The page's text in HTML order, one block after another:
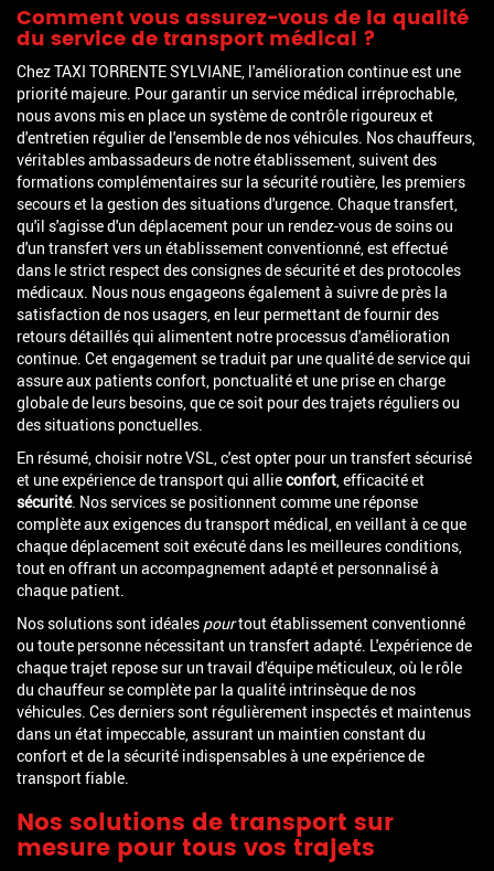
Comment vous assurez-vous de la qualité
du service de transport médical ?
Chez TAXI TORRENTE SYLVIANE, l'amélioration continue est une
priorité majeure. Pour garantir un service médical irréprochable,
nous avons mis en place un système de contrôle rigoureux et
d'entretien régulier de l'ensemble de nos véhicules. Nos chauffeurs,
véritables ambassadeurs de notre établissement, suivent des
formations complémentaires sur la sécurité routière, les premiers
secours et la gestion des situations d'urgence. Chaque transfert,
qu'il s'agisse d'un déplacement pour un rendez-vous de soins ou
d'un transfert vers un établissement conventionné, est effectué
dans le strict respect des consignes de sécurité et des protocoles
médicaux. Nous nous engageons également à suivre de près la
satisfaction de nos usagers, en leur permettant de fournir des
retours détaillés qui alimentent notre processus d'amélioration
continue. Cet engagement se traduit par une qualité de service qui
assure aux patients confort, ponctualité et une prise en charge
globale de leurs besoins, que ce soit pour des trajets réguliers ou
des situations ponctuelles.
En résumé, choisir notre VSL, c'est opter pour un transfert sécurisé
et une expérience de transport qui allieconfort , efficacité et
sécurité. Nos services se positionnent comme une réponse
complète aux exigences du transport médical, en veillant à ce que
chaque déplacement soit exécuté dans les meilleures conditions,
tout en offrant un accompagnement adapté et personnalisé à
chaque patient.
Nos solutions sont idéales pourtout établissement conventionné
ou toute personne nécessitant un transfert adapté. L'expérience de
chaque trajet repose sur un travail d'équipe méticuleux, où le rôle
du chauffeur se complète par la qualité intrinsèque de nos
véhicules. Ces derniers sont régulièrement inspectés et maintenus
dans un état impeccable, assurant un maintien constant du
confort et de la sécurité indispensables à une expérience de
transport fiable.
Nos solutions de transport sur
mesure pour tous vos trajets